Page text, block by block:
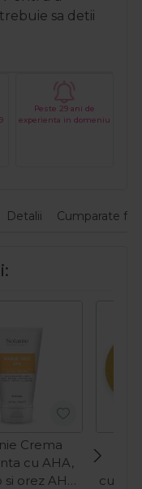
sa detii
Peste 29 ani de
experienta in domeniu
Detalii Cumparate
Crema
cu AHA,
si orez AHA